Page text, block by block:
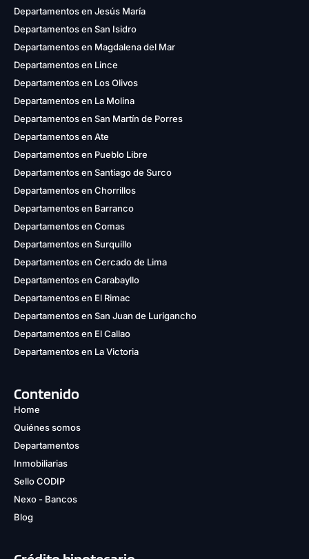
Departamentos en Jesús María
Departamentos en San Isidro
Departamentos en Magdalena del Mar
Departamentos en Lince
Departamentos en Los Olivos
Departamentos en La Molina
Departamentos en San Martín de Porres
Departamentos en Ate
Departamentos en Pueblo Libre
Departamentos en Santiago de Surco
Departamentos en Chorrillos
Departamentos en Barranco
Departamentos en Comas
Departamentos en Surquillo
Departamentos en Cercado de Lima
Departamentos en Carabayllo
Departamentos en El Rimac
Departamentos en San Juan de Lurigancho
Departamentos en El Callao
Departamentos en La Victoria
Contenido
Home
Quiénes somos
Departamentos
Inmobiliarias
Sello CODIP
Nexo - Bancos
Blog